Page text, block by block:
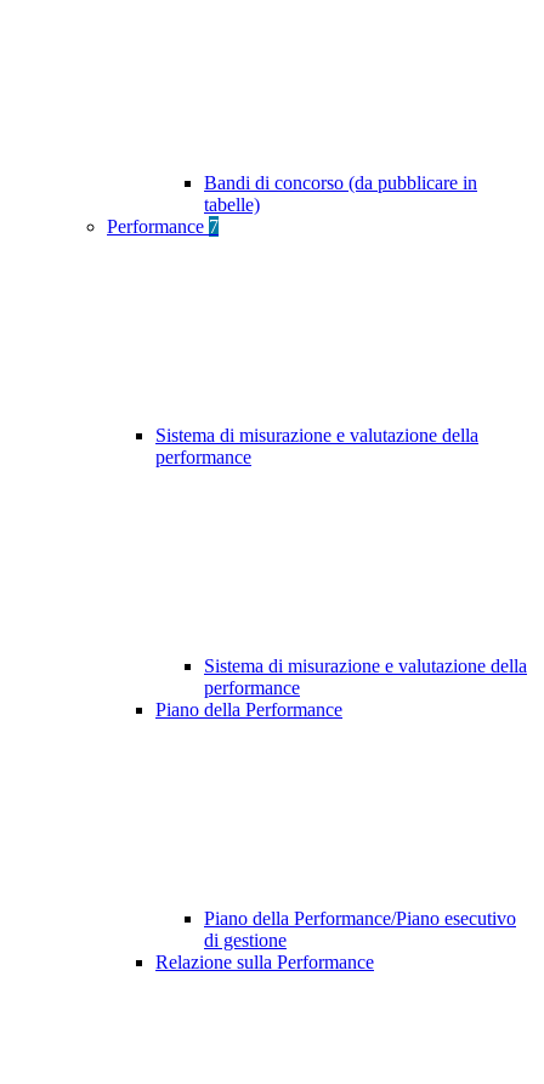
Bandi di concorso (da pubblicare in
tabelle)
Performance 7
Sistema di misurazione e valutazione della
performance
Sistema di misurazione e valutazione della
performance
Piano della Performance
Piano della Performance/Piano esecutivo
di gestione
Relazione sulla Performance